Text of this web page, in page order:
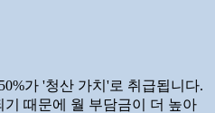
가 '청산 가치'로 취급됩니다.
때문에 월 부담금이 더 높아